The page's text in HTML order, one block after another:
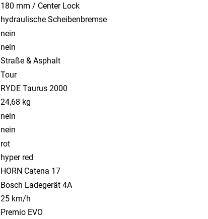
180 mm / Center Lock
hydraulische Scheibenbremse
nein
nein
Straße & Asphalt
Tour
RYDE Taurus 2000
24,68 kg
nein
nein
rot
hyper red
HORN Catena 17
Bosch Ladegerät 4A
25 km/h
Premio EVO